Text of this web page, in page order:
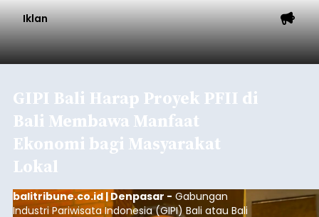
Iklan
GIPI Bali Harap Proyek PFII di
Bali Membawa Manfaat
Ekonomi bagi Masyarakat
Lokal
balitribune.co.id | Denpasar - Gabungan
Industri Pariwisata Indonesia (GIPI) Bali atau Bali